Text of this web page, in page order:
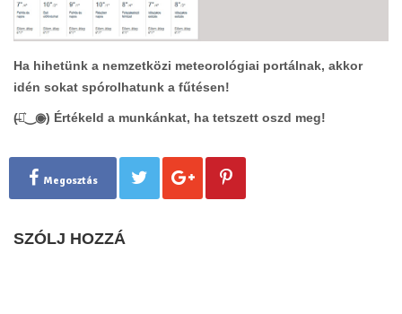
Ha hihetünk a nemzetközi meteorológiai portálnak, akkor
idén sokat spórolhatunk a fűtésen!
(̶◉͛‿◉̶) Értékeld a munkánkat, ha tetszett oszd meg!
Megosztás
SZÓLJ HOZZÁ